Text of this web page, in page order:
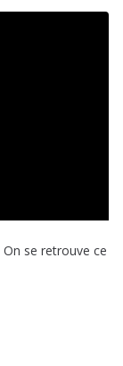
On se retrouve ce